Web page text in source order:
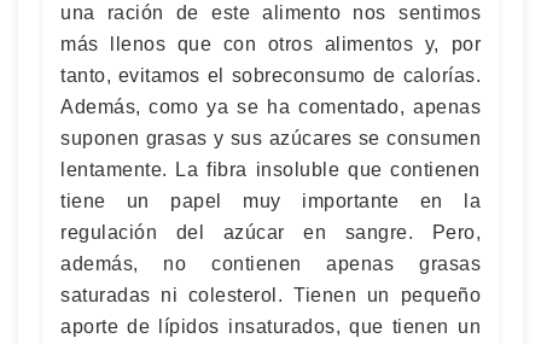
una ración de este alimento nos sentimos
más llenos que con otros alimentos y, por
tanto, evitamos el sobreconsumo de calorías.
Además, como ya se ha comentado, apenas
suponen grasas y sus azúcares se consumen
lentamente. La fibra insoluble que contienen
tiene un papel muy importante en la
regulación del azúcar en sangre. Pero,
además, no contienen apenas grasas
saturadas ni colesterol. Tienen un pequeño
aporte de lípidos insaturados, que tienen un